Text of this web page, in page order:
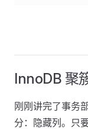
InnoDB 聚
刚刚讲完了事务
分：隐藏列。只